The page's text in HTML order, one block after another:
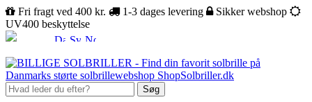
Fri fragt ved 400 kr. 1-3 dages levering
Sikker webshop
UV400 beskyttelse
Søg